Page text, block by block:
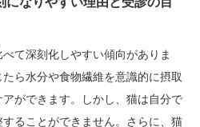
て深刻化しやすい傾向がありま
ら水分や食物繊維を意識的に摂取
ができます。しかし、猫は自分で
ることができません。さらに、猫